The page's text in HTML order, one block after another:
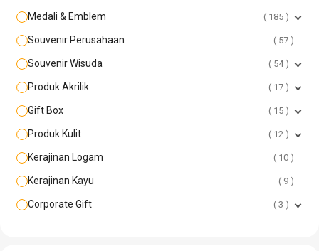
Medali & Emblem 185
Souvenir Perusahaan 57
Souvenir Wisuda 54
Produk Akrilik 17
Gift Box 15
Produk Kulit 12
Kerajinan Logam 10
Kerajinan Kayu 9
Corporate Gift 3